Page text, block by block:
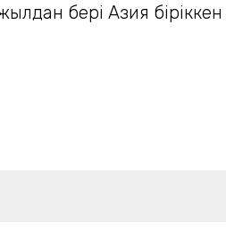
бері Азия біріккен